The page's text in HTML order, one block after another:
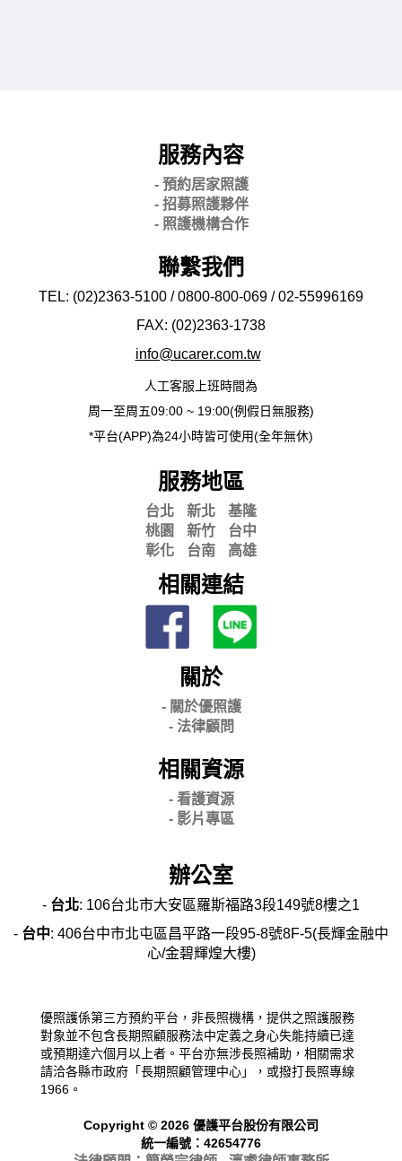
服務內容
- 預約居家照護
- 招募照護夥伴
- 照護機構合作
聯繫我們
TEL: (02)2363-5100 / 0800-800-069 / 02-55996169
FAX: (02)2363-1738
info@ucarer.com.tw
人工客服上班時間為
周一至周五09:00 ~ 19:00(例假日無服務)
*平台(APP)為24小時皆可使用(全年無休)
服務地區
台北 新北
基隆
桃園
新竹
台中
彰化
台南 高雄
相關連結
關於
- 關於優照護
- 法律顧問
相關資源
- 看護資源
- 影片專區
辦公室
- 台北: 106台北市大安區羅斯福路3段149號8樓之1
- 台中: 406台中市北屯區昌平路一段95-8號8F-5(長輝金融中
心/金碧輝煌大樓)
優照護係第三方預約平台，非長照機構，提供之照護服務
對象並不包含長期照顧服務法中定義之身心失能持續已達
或預期達六個月以上者。平台亦無涉長照補助，相關需求
請洽各縣市政府「長期照顧管理中心」，或撥打長照專線
1966。
Copyright © 2026 優護平台股份有限公司
統一編號：42654776